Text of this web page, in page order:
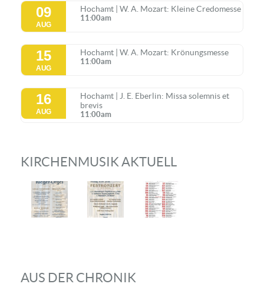
09
AUG
Hochamt | W. A. Mozart: Kleine Credomesse
11:00am
15
AUG
Hochamt | W. A. Mozart: Krönungsmesse
11:00am
16
AUG
Hochamt | J. E. Eberlin: Missa solemnis et
brevis
11:00am
KIRCHENMUSIK AKTUELL
AUS DER CHRONIK